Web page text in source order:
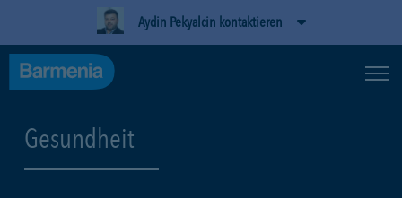
Aydin Pekyalcin kontaktieren
Gesundheit